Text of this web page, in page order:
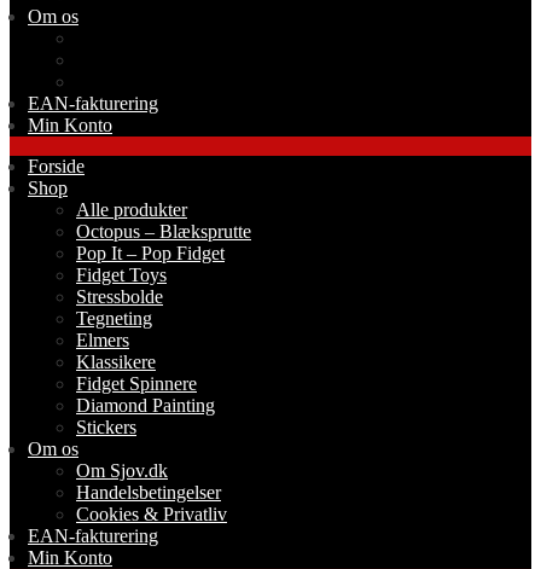
Om os
EAN-fakturering
Min Konto
Forside
Shop
Alle produkter
Octopus – Blæksprutte
Pop It – Pop Fidget
Fidget Toys
Stressbolde
Tegneting
Elmers
Klassikere
Fidget Spinnere
Diamond Painting
Stickers
Om os
Om Sjov.dk
Handelsbetingelser
Cookies & Privatliv
EAN-fakturering
Min Konto